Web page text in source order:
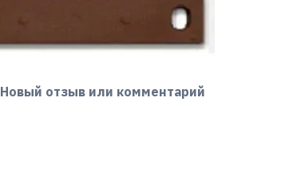
Новый отзыв или комментарий